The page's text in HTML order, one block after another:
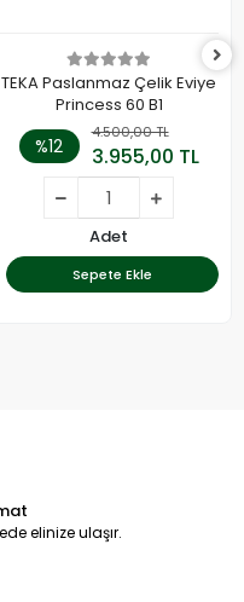
TEKA Paslanmaz Çelik Eviye
Princess 60 B1
%12
4.500,00 TL
3.955,00 TL
Adet
Sepete Ekle
elinize ulaşır.